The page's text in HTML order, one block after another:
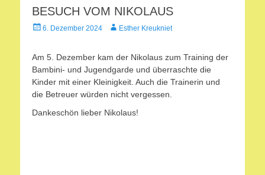
KG Kongo 2025
Veröffentlicht
Heike
Jaegers
Stadtgarde mit Klara I.
Veröffentlicht
Heike
Jaegers
BESUCH VOM NIKOLAUS
Veröffentlicht
6. Dezember 2024 AutorEsther Kreukniet
Am 5. Dezember kam der Nikolaus zum Training der
Bambini- und Jugendgarde und überraschte die
Kinder mit einer Kleinigkeit. Auch die Trainerin und
die Betreuer würden nicht vergessen.
Dankeschön lieber Nikolaus!